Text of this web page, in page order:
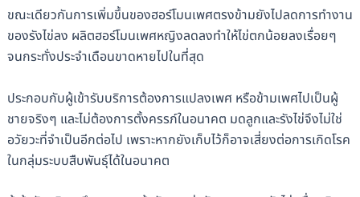
ขณะเดียวกันการเพิ่มขึ้นของฮอร์โมนเพศตรงข้ามยังไปลดการทำงาน
ของรังไข่ลง ผลิตฮอร์โมนเพศหญิงลดลงทำให้ไข่ตกน้อยลงเรื่อยๆ
จนกระทั่งประจำเดือนขาดหายไปในที่สุด
ประกอบกับผู้เข้ารับบริการต้องการแปลงเพศ หรือข้ามเพศไปเป็นผู้
ชายจริงๆ และไม่ต้องการตั้งครรภ์ในอนาคต มดลูกและรังไข่จึงไม่ใช่
อวัยวะที่จำเป็นอีกต่อไป เพราะหากยังเก็บไว้ก็อาจเสี่ยงต่อการเกิดโรค
ในกลุ่มระบบสืบพันธุ์ได้ในอนาคต